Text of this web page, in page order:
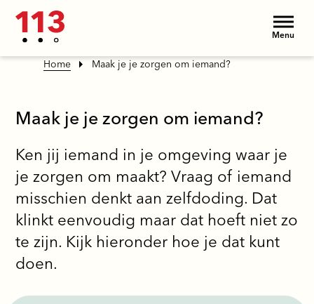
Menu
Home Maak je je zorgen om iemand?
Maak je je zorgen om iemand?
Ken jij iemand in je omgeving waar je
je zorgen om maakt? Vraag of iemand
misschien denkt aan zelfdoding. Dat
klinkt eenvoudig maar dat hoeft niet zo
te zijn. Kijk hieronder hoe je dat kunt
doen.